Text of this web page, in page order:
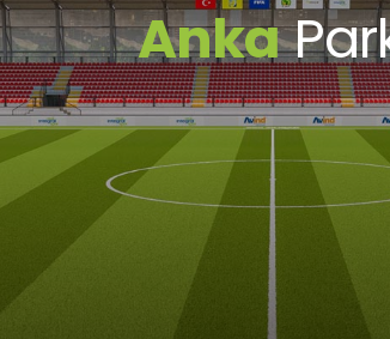
Anka
Normes de la Normes
tarafından işletilen (www.alanadi.com)
korumak Kurumumuzun önde gelen
(“Politika”), tüm web sitesi
koşullarda kullanıldığını açıklamaktadır.
ya da mobil cihazınız üzerinden
veya ağ sunucusuna depolanan küçük
ettiğiniz internet sitesini kullanmanız
sunulan hizmetleri geliştirmek ve
internet sitesinde gezinirken kullanım
tercih etmezseniz tarayıcınızın ayarlarından
Ancak bunun internet sitemizi
Tarayıcınızdan Çerez ayarlarınızı
kabul ettiğinizi varsayacağız.